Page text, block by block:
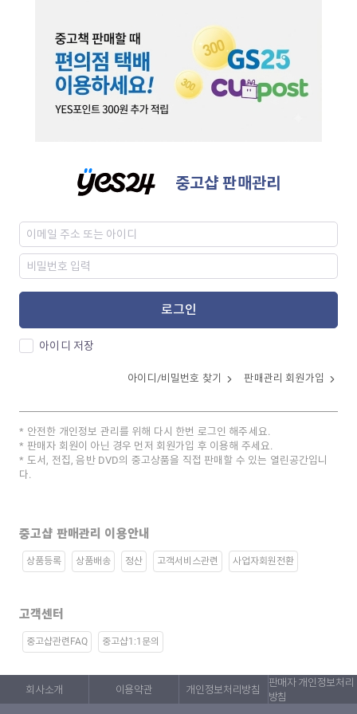
중고샵 판매관리
로그인
아이디 저장
아이디/비밀번호 찾기 판매관리 회원가입
안전한 개인정보 관리를 위해 다시 한번 로그인 해주세요.
판매자 회원이 아닌 경우 먼저 회원가입 후 이용해 주세요.
도서, 전집, 음반 DVD의 중고상품을 직접 판매할 수 있는 열린공간입니
다.
중고샵 판매관리 이용안내
상품등록 상품배송 정산 고객서비스관련 사업자회원전환
고객센터
중고샵관련FAQ 중고샵1:1문의
회사소개 이용약관 개인정보처리방침
판매자 개인정보처리
방침